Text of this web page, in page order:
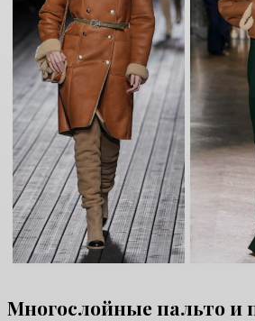
Многослойные пальто и